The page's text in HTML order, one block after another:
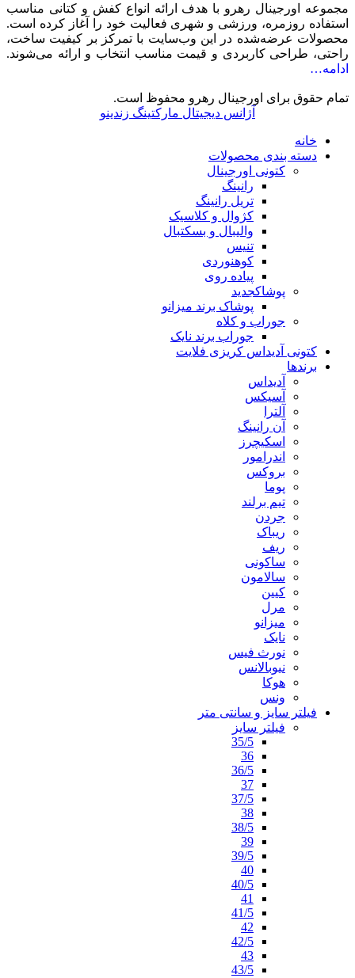
مجموعه اورجینال رهرو با هدف ارائه انواع کفش و کتانی مناسب
استفاده روزمره، ورزشی و شهری فعالیت خود را آغاز کرده است.
محصولات عرضه‌شده در این وب‌سایت با تمرکز بر کیفیت ساخت،
راحتی، طراحی کاربردی و قیمت مناسب انتخاب و ارائه می‌شوند.
ادامه…
تمام حقوق برای اورجینال رهرو محفوظ است.
آژانس دیجیتال مارکتینگ زندینو
خانه
دسته بندی محصولات
کتونی اورجینال
رانینگ
تریل رانینگ
کژوال و کلاسیک
والیبال و بسکتبال
تنیس
کوهنوردی
پیاده روی
پوشاکجدید
پوشاک برند میزانو
جوراب و کلاه
جوراب برند نایک
کتونی آدیداس کریزی فلایت
برندها
آدیداس
آسیکس
آلترا
آن رانینگ
اسکیچرز
اندرامور
بروکس
پوما
تیم برلند
جردن
ریباک
ریف
ساکونی
سالامون
کیین
مرل
میزانو
نایک
نورث فیس
نیوبالانس
هوکا
ونس
فیلتر سایز و سانتی متر
فیلتر سایز
35/5
36
36/5
37
37/5
38
38/5
39
39/5
40
40/5
41
41/5
42
42/5
43
43/5